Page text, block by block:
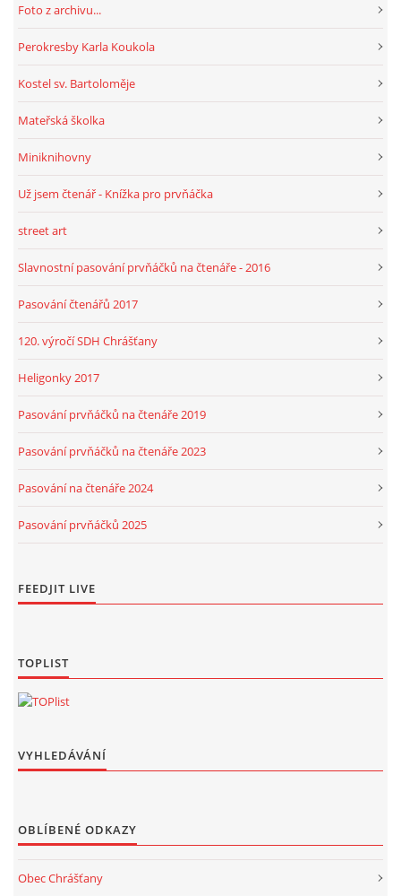
Foto z archivu...
Perokresby Karla Koukola
Kostel sv. Bartoloměje
Mateřská školka
Miniknihovny
Už jsem čtenář - Knížka pro prvňáčka
street art
Slavnostní pasování prvňáčků na čtenáře - 2016
Pasování čtenářů 2017
120. výročí SDH Chrášťany
Heligonky 2017
Pasování prvňáčků na čtenáře 2019
Pasování prvňáčků na čtenáře 2023
Pasování na čtenáře 2024
Pasování prvňáčků 2025
FEEDJIT LIVE
TOPLIST
VYHLEDÁVÁNÍ
OBLÍBENÉ ODKAZY
Obec Chrášťany